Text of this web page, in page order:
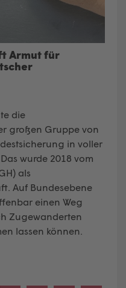
Armut für
die
großen Gruppe von
in voller
wurde 2018 vom
als
Auf Bundesebene
einen Weg
Zugewanderten
lassen können.